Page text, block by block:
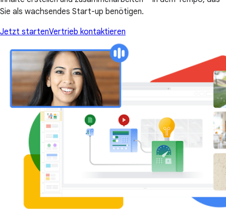
Sie als wachsendes Start-up benötigen.
Jetzt startenVertrieb kontaktieren